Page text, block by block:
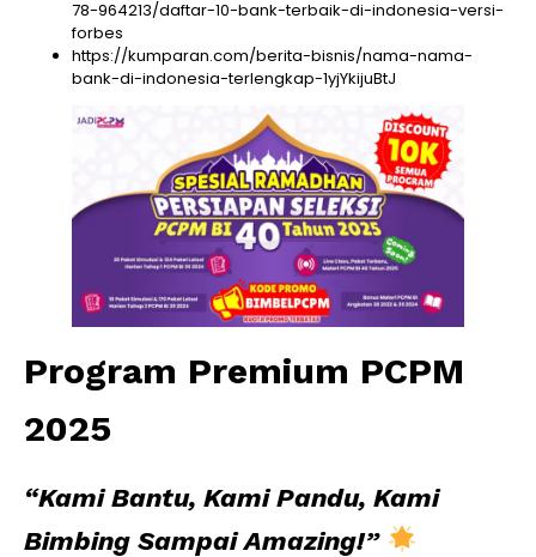
78-964213/daftar-10-bank-terbaik-di-indonesia-versi-
forbes
https://kumparan.com/berita-bisnis/nama-nama-
bank-di-indonesia-terlengkap-1yjYkijuBtJ
Program Premium PCPM
2025
“Kami Bantu, Kami Pandu, Kami
Bimbing Sampai Amazing!”